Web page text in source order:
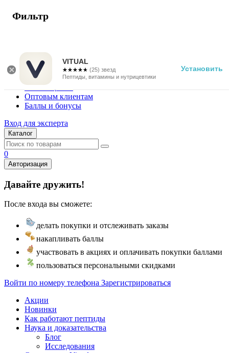
VITUAL
☆☆☆☆☆
★★★★★ (25) звезд
Пептиды, витамины и нутрицевтики
Установить
г. Москва
Vitual Peptide
+7 (800) 101-13-25
Специалистам
Поставщикам
Оптовым клиентам
Баллы и бонусы
Вход для эксперта
Каталог
0
Авторизация
Давайте дружить!
После входа вы сможете:
делать покупки и отслеживать заказы
накапливать баллы
участвовать в акциях и оплачивать покупки баллами
пользоваться персональными скидками
Войти по номеру телефона Зарегистрироваться
Акции
Новинки
Как работают пептиды
Наука и доказательства
Блог
Исследования
Фильтр